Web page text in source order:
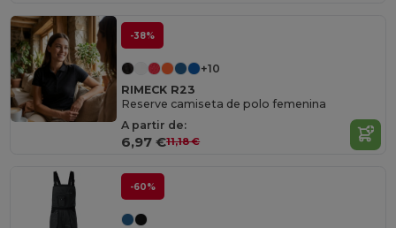
-38%
+10
RIMECK R23
Reserve camiseta de polo femenina
A partir de:
6,97 €11,18 €
-60%